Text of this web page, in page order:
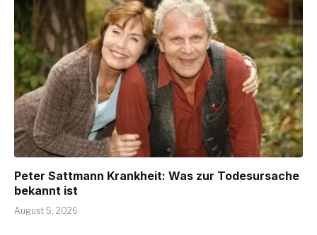
Peter Sattmann Krankheit: Was zur Todesursache
bekannt ist
August 5, 2026